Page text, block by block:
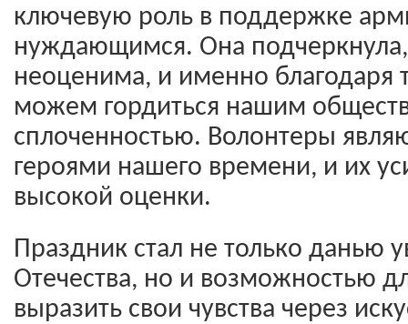
ключевую роль в поддержке
нуждающимся. Она подчеркнула,
неоценима, и именно
можем гордиться нашим
сплоченностью. Волонтеры
героями нашего времени, и их
высокой оценки.
Праздник стал не только данью
Отечества, но и возможностью
выразить свои чувства через